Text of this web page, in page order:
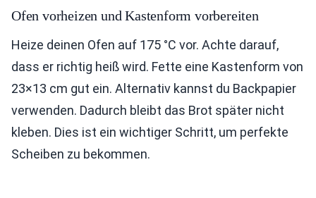
Ofen vorheizen und Kastenform vorbereiten
Heize deinen Ofen auf 175 °C vor. Achte darauf,
dass er richtig heiß wird. Fette eine Kastenform von
23×13 cm gut ein. Alternativ kannst du Backpapier
verwenden. Dadurch bleibt das Brot später nicht
kleben. Dies ist ein wichtiger Schritt, um perfekte
Scheiben zu bekommen.